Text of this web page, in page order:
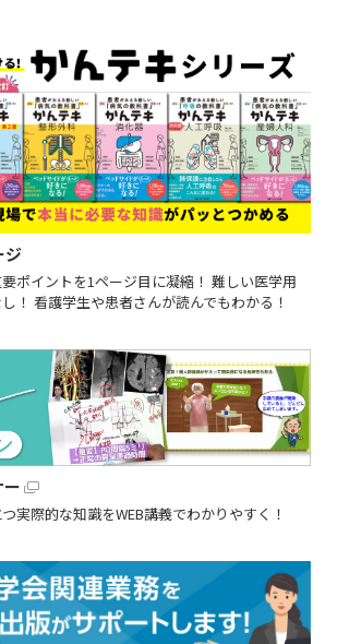
ジ
ポイントを1ページ目に凝縮！ 難しい医学用
！ 看護学生や患者さんが読んでもわかる！
実際的な知識をWEB講義でわかりやすく！